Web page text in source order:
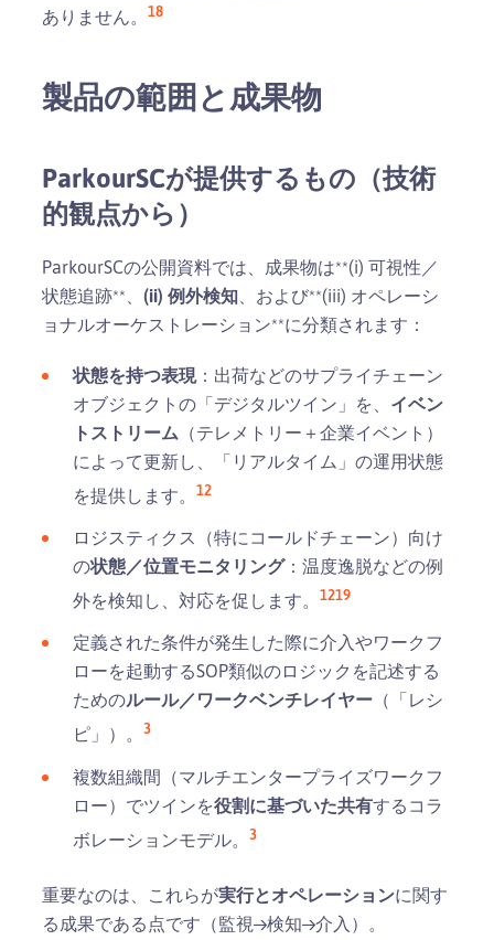
ありません。 18
製品の範囲と成果物
ParkourSCが提供するもの（技術
的観点から）
ParkourSCの公開資料では、成果物は**(i) 可視性／
状態追跡**、 (ii) 例外検知 、および**(iii) オペレーシ
ョナルオーケストレーション**に分類されます：
状態を持つ表現：出荷などのサプライチェーン
オブジェクトの「デジタルツイン」を、 イベン
トストリーム （テレメトリー＋企業イベント）
によって更新し、「リアルタイム」の運用状態
を提供します。 12
ロジスティクス（特にコールドチェーン）向け
の状態／位置モニタリング：温度逸脱などの例
外を検知し、対応を促します。 1219
定義された条件が発生した際に介入やワークフ
ローを起動するSOP類似のロジックを記述する
ためのルール／ワークベンチレイヤー （「レシ
ピ」）。 3
複数組織間（マルチエンタープライズワークフ
ロー）でツインを役割に基づいた共有するコラ
ボレーションモデル。 3
重要なのは、これらが実行とオペレーションに関す
る成果である点です（監視→検知→介入）。